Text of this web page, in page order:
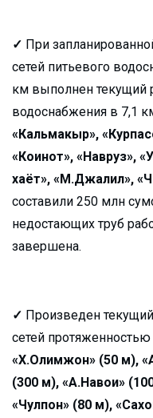
✓ При
сетей питьевого
км выполнен текущий
водоснабжения в 7,1
«Кальмакыр»,
«Коинот», «Навруз»,
хаёт», «М.Джалил»,
составили 250 млн
недостающих труб
завершена.
✓ Произведен
сетей
«Х.Олимжон» (50 м),
(300 м), «А.Навои»
«Чулпон» (80 м),